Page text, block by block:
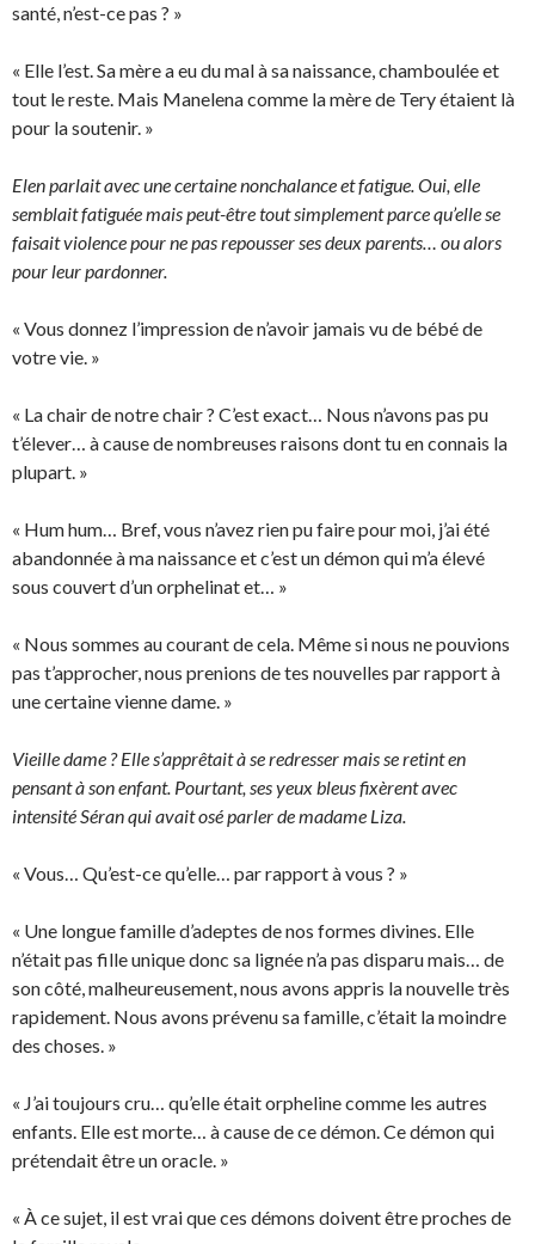
santé, n’est-ce pas ? »
« Elle l’est. Sa mère a eu du mal à sa naissance, chamboulée et
tout le reste. Mais Manelena comme la mère de Tery étaient là
pour la soutenir. »
Elen parlait avec une certaine nonchalance et fatigue. Oui, elle
semblait fatiguée mais peut-être tout simplement parce qu’elle se
faisait violence pour ne pas repousser ses deux parents… ou alors
pour leur pardonner.
« Vous donnez l’impression de n’avoir jamais vu de bébé de
votre vie. »
« La chair de notre chair ? C’est exact… Nous n’avons pas pu
t’élever… à cause de nombreuses raisons dont tu en connais la
plupart. »
« Hum hum… Bref, vous n’avez rien pu faire pour moi, j’ai été
abandonnée à ma naissance et c’est un démon qui m’a élevé
sous couvert d’un orphelinat et… »
« Nous sommes au courant de cela. Même si nous ne pouvions
pas t’approcher, nous prenions de tes nouvelles par rapport à
une certaine vienne dame. »
Vieille dame ? Elle s’apprêtait à se redresser mais se retint en
pensant à son enfant. Pourtant, ses yeux bleus fixèrent avec
intensité Séran qui avait osé parler de madame Liza.
« Vous… Qu’est-ce qu’elle… par rapport à vous ? »
« Une longue famille d’adeptes de nos formes divines. Elle
n’était pas fille unique donc sa lignée n’a pas disparu mais… de
son côté, malheureusement, nous avons appris la nouvelle très
rapidement. Nous avons prévenu sa famille, c’était la moindre
des choses. »
« J’ai toujours cru… qu’elle était orpheline comme les autres
enfants. Elle est morte… à cause de ce démon. Ce démon qui
prétendait être un oracle. »
« À ce sujet, il est vrai que ces démons doivent être proches de